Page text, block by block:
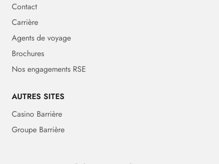
Contact
Carrière
Agents de voyage
Brochures
Nos engagements RSE
AUTRES SITES
Casino Barrière
Groupe Barrière